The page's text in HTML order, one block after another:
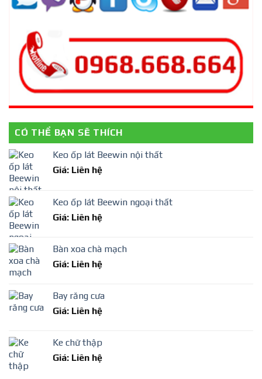
CÓ THỂ BẠN SẼ THÍCH
Keo ốp lát Beewin nội thất
Giá: Liên hệ
Keo ốp lát Beewin ngoại thất
Giá: Liên hệ
Bàn xoa chà mạch
Giá: Liên hệ
Bay răng cưa
Giá: Liên hệ
Ke chữ thập
Giá: Liên hệ